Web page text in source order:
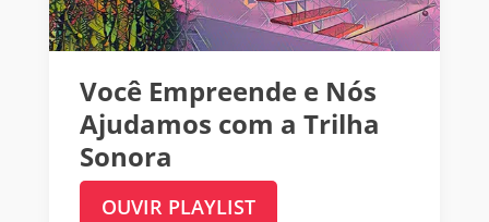
Você Empreende e Nós
Ajudamos com a Trilha
Sonora
OUVIR PLAYLIST